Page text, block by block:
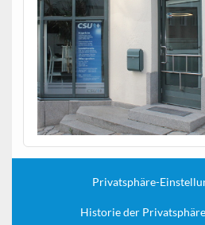
Privatsphäre-
Historie der